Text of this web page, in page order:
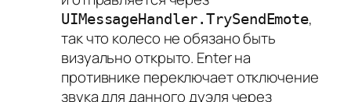
UIMessageHandler.TrySendEmote,
так что колесо не обязано быть
визуально открыто. Enter на
противнике переключает отключение
звука для данного дуэля через